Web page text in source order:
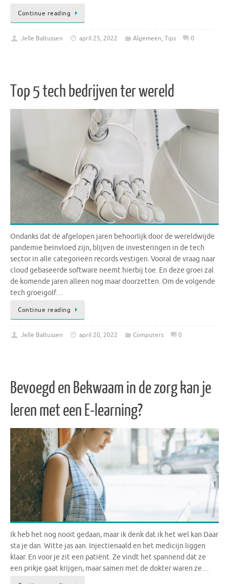
Continue reading
Jelle Baltussen april 25, 2022 Algemeen, Tips 0
Top 5 tech bedrijven ter wereld
Ondanks dat de afgelopen jaren behoorlijk door de wereldwijde
pandemie beïnvloed zijn, blijven de investeringen in de tech
sector in alle categorieën records vestigen. Vooral de vraag naar
cloud gebaseerde software neemt hierbij toe. En deze groei zal
de komende jaren alleen nog maar doorzetten. Om de volgende
tech groeigolf…
Continue reading
Jelle Baltussen april 20, 2022 Computers 0
Bevoegd en Bekwaam in de zorg kan je
leren met een E-learning?
Ik heb het nog nooit gedaan, maar ik denk dat ik het wel kan Daar
sta je dan. Witte jas aan. Injectienaald en het medicijn liggen
klaar. En voor je zit een patiënt. Ze vindt het spannend dat ze
een prikje gaat krijgen, maar samen met de dokter waren ze…